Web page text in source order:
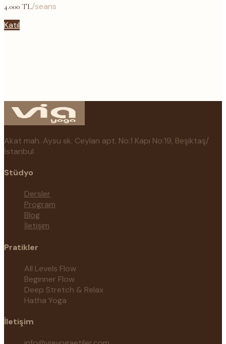
4.000 TL/seans
Katıl
Akat mah. Aysu sk. Ceylan apt. No:1 Kapı No:19, Beşiktaş/
İstanbul
Stüdyo
Dersler
Program
Blog
İletişim
Pratikler
All Levels Flow
Beginner Flow
Deep Stretch & Relax
Hatha Yoga
İletişim